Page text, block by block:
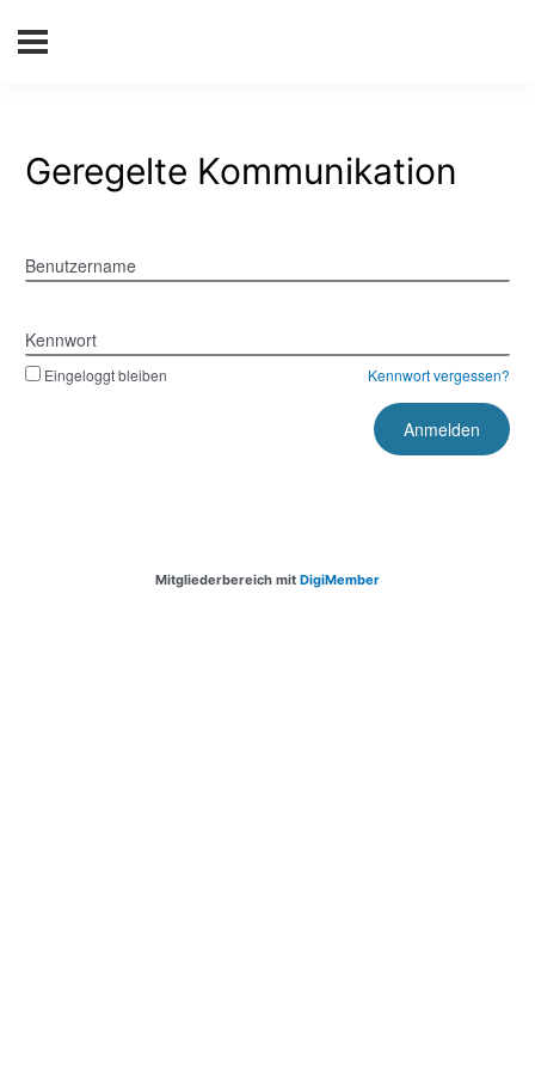
Geregelte Kommunikation
Benutzername
Kennwort
Eingeloggt bleiben Kennwort vergessen?
Mitgliederbereich mit DigiMember